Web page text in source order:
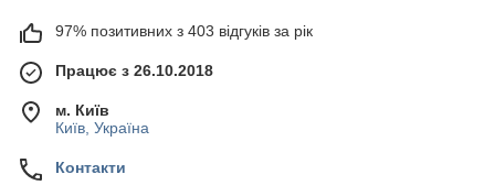
97% позитивних з 403 відгуків за рік
Працює з 26.10.2018
м. Київ
Київ, Україна
Контакти